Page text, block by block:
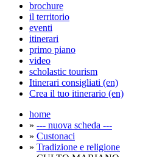
brochure
il territorio
eventi
itinerari
primo piano
video
scholastic tourism
Itinerari consigliati (en)
Crea il tuo itinerario (en)
home
» --- nuova scheda ---
» Custonaci
» Tradizione e religione